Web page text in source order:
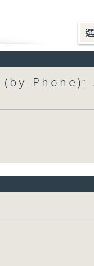
Phone):